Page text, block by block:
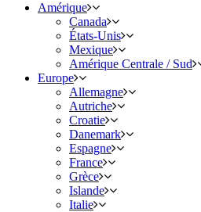
Amérique
Canada
États-Unis
Mexique
Amérique Centrale / Sud
Europe
Allemagne
Autriche
Croatie
Danemark
Espagne
France
Grèce
Islande
Italie